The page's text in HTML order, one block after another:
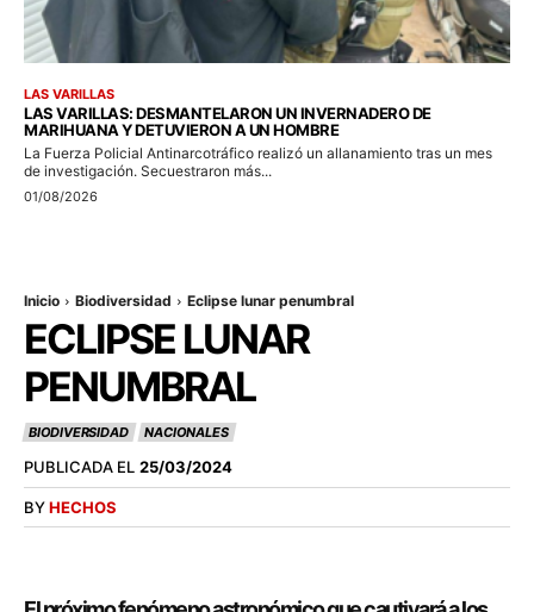
LAS VARILLAS
LAS VARILLAS: DESMANTELARON UN INVERNADERO DE
MARIHUANA Y DETUVIERON A UN HOMBRE
La Fuerza Policial Antinarcotráfico realizó un allanamiento tras un mes
de investigación. Secuestraron más...
01/08/2026